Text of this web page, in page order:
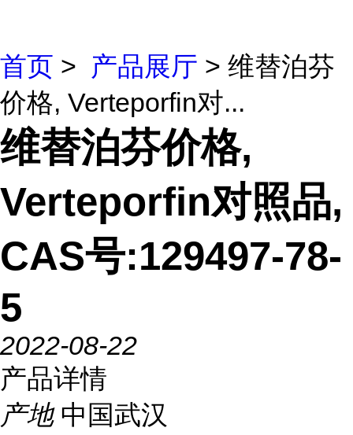
首页 > 产品展厅 > 维替泊芬
价格, Verteporfin对...
维替泊芬价格,
Verteporfin对照品,
CAS号:129497-78-
5
2022-08-22
产品详情
产地 中国武汉